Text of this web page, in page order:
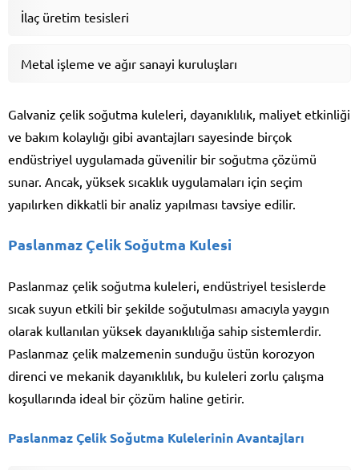
İlaç üretim tesisleri
Metal işleme ve ağır sanayi kuruluşları
Galvaniz çelik soğutma kuleleri, dayanıklılık, maliyet etkinliği
ve bakım kolaylığı gibi avantajları sayesinde birçok
endüstriyel uygulamada güvenilir bir soğutma çözümü
sunar. Ancak, yüksek sıcaklık uygulamaları için seçim
yapılırken dikkatli bir analiz yapılması tavsiye edilir.
Paslanmaz Çelik Soğutma Kulesi
Paslanmaz çelik soğutma kuleleri, endüstriyel tesislerde
sıcak suyun etkili bir şekilde soğutulması amacıyla yaygın
olarak kullanılan yüksek dayanıklılığa sahip sistemlerdir.
Paslanmaz çelik malzemenin sunduğu üstün korozyon
direnci ve mekanik dayanıklılık, bu kuleleri zorlu çalışma
koşullarında ideal bir çözüm haline getirir.
Paslanmaz Çelik Soğutma Kulelerinin Avantajları